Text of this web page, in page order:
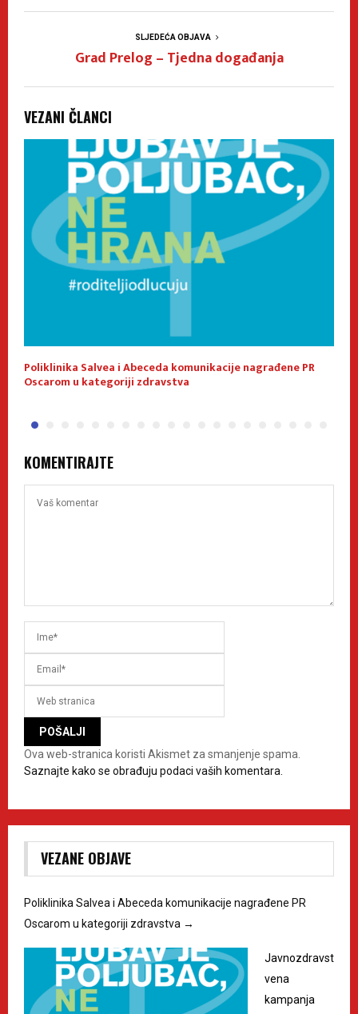
SLJEDEĆA OBJAVA
Grad Prelog – Tjedna događanja
VEZANI ČLANCI
Poliklinika Salvea i Abeceda komunikacije nagrađene PR
Oscarom u kategoriji zdravstva
KOMENTIRAJTE
Ova web-stranica koristi Akismet za smanjenje spama.
Saznajte kako se obrađuju podaci vaših komentara.
VEZANE OBJAVE
Poliklinika Salvea i Abeceda komunikacije nagrađene PR
Oscarom u kategoriji zdravstva →
Javnozdravst
vena
kampanja